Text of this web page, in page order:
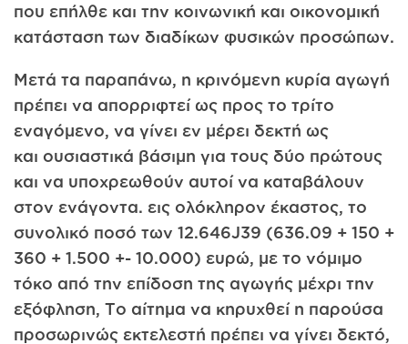
που επήλθε και την κοινωνική και οικονομική
κατάσταση των διαδίκων φυσικών προσώπων.
Μετά τα παραπάνω, η κρινόμενη κυρία αγωγή
πρέπει να απορριφτεί ως προς το τρίτο
εναγόμενο, να γίνει εν μέρει δεκτή ως
και ουσιαστικά βάσιμη για τους δύο πρώτους
και να υποχρεωθούν αυτοί να καταβάλουν
στον ενάγοντα. εις ολόκληρον έκαστος, το
συνολικό ποσό των 12.646J39 (636.09 + 150 +
360 + 1.500 +- 10.000) ευρώ, με το νόμιμο
τόκο από την επίδοση της αγωγής μέχρι την
εξόφληση, Το αίτημα να κηρυχθεί η παρούσα
προσωρινώς εκτελεστή πρέπει να γίνει δεκτό,